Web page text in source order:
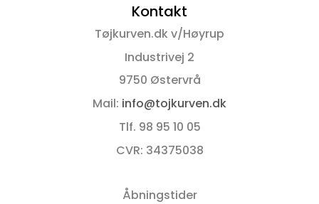
Kontakt
Tøjkurven.dk v/Høyrup
Industrivej 2
9750 Østervrå
Mail: info@tojkurven.dk
Tlf. 98 95 10 05
CVR: 34375038
Åbningstider